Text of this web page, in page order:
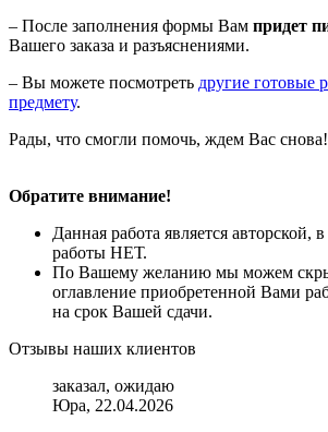
– После заполнения формы Вам придет
Вашего заказа и разъяснениями.
– Вы можете посмотреть другие готовые
предмету.
Рады, что смогли помочь, ждем Вас снова!
Обратите внимание!
Данная работа является авторской,
работы НЕТ.
По Вашему желанию мы можем
оглавление приобретенной Вами
на срок Вашей сдачи.
Отзывы наших клиентов
заказал, ожидаю
Юра, 22.04.2026